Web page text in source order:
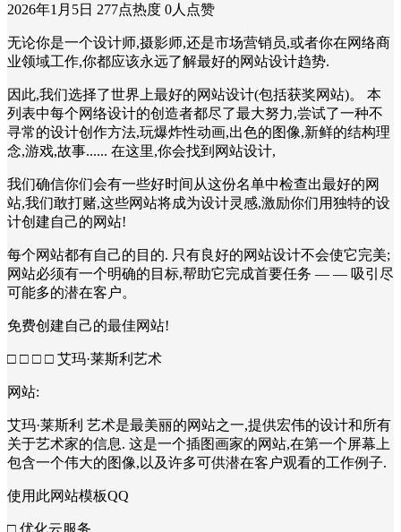
2026年1月5日 277点热度 0人点赞
无论你是一个设计师,摄影师,还是市场营销员,或者你在网络商
业领域工作,你都应该永远了解最好的网站设计趋势.
因此,我们选择了世界上最好的网站设计(包括获奖网站)。 本
列表中每个网络设计的创造者都尽了最大努力,尝试了一种不
寻常的设计创作方法,玩爆炸性动画,出色的图像,新鲜的结构理
念,游戏,故事...... 在这里,你会找到网站设计,
我们确信你们会有一些好时间从这份名单中检查出最好的网
站,我们敢打赌,这些网站将成为设计灵感,激励你们用独特的设
计创建自己的网站!
每个网站都有自己的目的. 只有良好的网站设计不会使它完美;
网站必须有一个明确的目标,帮助它完成首要任务 — — 吸引尽
可能多的潜在客户。
免费创建自己的最佳网站!
□ □ □ □ 艾玛·莱斯利艺术
网站:
艾玛·莱斯利 艺术是最美丽的网站之一,提供宏伟的设计和所有
关于艺术家的信息. 这是一个插图画家的网站,在第一个屏幕上
包含一个伟大的图像,以及许多可供潜在客户观看的工作例子.
使用此网站模板QQ
□ 优化云服务